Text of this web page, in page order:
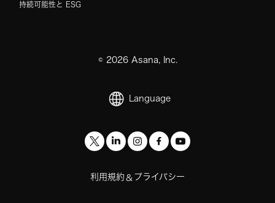
持続可能性と ESG
© 2026Asana, Inc.
Language
利用規約 & プライバシー